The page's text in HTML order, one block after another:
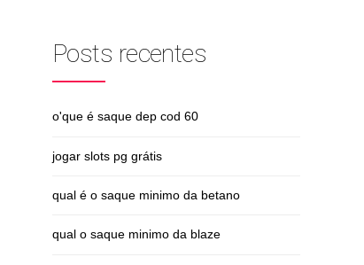
Posts recentes
o'que é saque dep cod 60
jogar slots pg grátis
qual é o saque minimo da betano
qual o saque minimo da blaze